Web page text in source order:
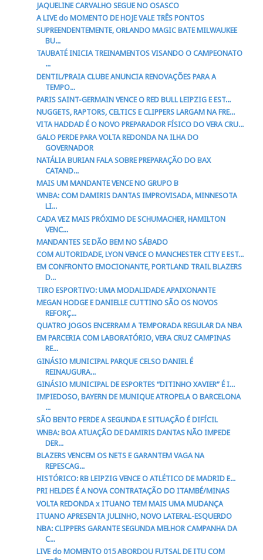
JAQUELINE CARVALHO SEGUE NO OSASCO
A LIVE do MOMENTO DE HOJE VALE TRÊS PONTOS
SUPREENDENTEMENTE, ORLANDO MAGIC BATE MILWAUKEE
BU...
TAUBATÉ INICIA TREINAMENTOS VISANDO O CAMPEONATO
...
DENTIL/PRAIA CLUBE ANUNCIA RENOVAÇÕES PARA A
TEMPO...
PARIS SAINT-GERMAIN VENCE O RED BULL LEIPZIG E EST...
NUGGETS, RAPTORS, CELTICS E CLIPPERS LARGAM NA FRE...
VITA HADDAD É O NOVO PREPARADOR FÍSICO DO VERA CRU...
GALO PERDE PARA VOLTA REDONDA NA ILHA DO
GOVERNADOR
NATÁLIA BURIAN FALA SOBRE PREPARAÇÃO DO BAX
CATAND...
MAIS UM MANDANTE VENCE NO GRUPO B
WNBA: COM DAMIRIS DANTAS IMPROVISADA, MINNESOTA
LI...
CADA VEZ MAIS PRÓXIMO DE SCHUMACHER, HAMILTON
VENC...
MANDANTES SE DÃO BEM NO SÁBADO
COM AUTORIDADE, LYON VENCE O MANCHESTER CITY E EST...
EM CONFRONTO EMOCIONANTE, PORTLAND TRAIL BLAZERS
D...
TIRO ESPORTIVO: UMA MODALIDADE APAIXONANTE
MEGAN HODGE E DANIELLE CUTTINO SÃO OS NOVOS
REFORÇ...
QUATRO JOGOS ENCERRAM A TEMPORADA REGULAR DA NBA
EM PARCERIA COM LABORATÓRIO, VERA CRUZ CAMPINAS
RE...
GINÁSIO MUNICIPAL PARQUE CELSO DANIEL É
REINAUGURA...
GINÁSIO MUNICIPAL DE ESPORTES “DITINHO XAVIER” É I...
IMPIEDOSO, BAYERN DE MUNIQUE ATROPELA O BARCELONA
...
SÃO BENTO PERDE A SEGUNDA E SITUAÇÃO É DIFÍCIL
WNBA: BOA ATUAÇÃO DE DAMIRIS DANTAS NÃO IMPEDE
DER...
BLAZERS VENCEM OS NETS E GARANTEM VAGA NA
REPESCAG...
HISTÓRICO: RB LEIPZIG VENCE O ATLÉTICO DE MADRID E...
PRI HELDES É A NOVA CONTRATAÇÃO DO ITAMBÉ/MINAS
VOLTA REDONDA x ITUANO TEM MAIS UMA MUDANÇA
ITUANO APRESENTA JULINHO, NOVO LATERAL-ESQUERDO
NBA: CLIPPERS GARANTE SEGUNDA MELHOR CAMPANHA DA
C...
LIVE do MOMENTO 015 ABORDOU FUTSAL DE ITU COM